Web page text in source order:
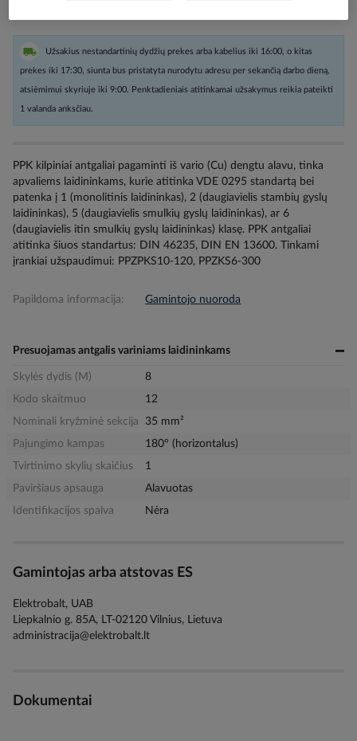
Užsakius nestandartinių dydžių prekes arba kabelius iki 16:00, o kitas
prekes iki 17:30, siunta bus pristatyta nurodytu adresu per sekančią darbo dieną,
atsiėmimui skyriuje iki 9:00. Penktadieniais atitinkamai užsakymus reikia pateikti
1 valanda anksčiau.
PPK kilpiniai antgaliai pagaminti iš vario (Cu) dengtu alavu, tinka
apvaliems laidininkams, kurie atitinka VDE 0295 standartą bei
patenka į 1 (monolitinis laidininkas), 2 (daugiavielis stambių gyslų
laidininkas), 5 (daugiavielis smulkių gyslų laidininkas), ar 6
(daugiavielis itin smulkių gyslų laidininkas) klasę. PPK antgaliai
atitinka šiuos standartus: DIN 46235, DIN EN 13600. Tinkami
įrankiai užspaudimui: PPZPKS10-120, PPZKS6-300
Papildoma informacija: Gamintojo nuoroda
Presuojamas antgalis variniams laidininkams
Skylės dydis (M)
8
Kodo skaitmuo
12
Nominali kryžminė sekcija
35 mm²
Pajungimo kampas
180° (horizontalus)
Tvirtinimo skylių skaičius
1
Paviršiaus apsauga
Alavuotas
Identifikacijos spalva
Nėra
Gamintojas arba atstovas ES
Elektrobalt, UAB
Liepkalnio g. 85A, LT-02120 Vilnius, Lietuva
administracija@elektrobalt.lt
Dokumentai